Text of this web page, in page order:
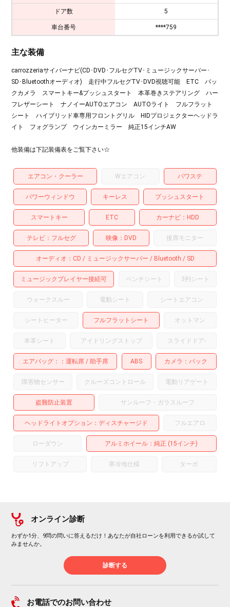
ドア数 5
車台番号 ****759
主な装備
carrozzeriaサイバーナビ(CD･DVD･フルセグTV･ミュージックサーバー･
SD･Bluetoothオーディオ) 走行中フルセグTV･DVD視聴可能 ETC バッ
クカメラ スマートキー&プッシュスタート 本革巻きステアリング ハー
フレザーシート ナノイーAUTOエアコン AUTOライト フルフラット
シート ハイブリッド車専用フロントグリル HIDプロジェクターヘッドラ
イト フォグランプ ウインカーミラー 純正15インチAW
他装備は下記装備表をご覧下さい☆
エアコン・クーラー Wエアコン パワステ
パワーウィンドウ キーレス プッシュスタート
スマートキー ETC カーナビ HDD
テレビ フルセグ 映像 DVD 後席モニター
オーディオ CD ミュージックサーバー Bluetooth SD
ミュージックプレイヤー接続可 ベンチシート 3列シート
ウォークスルー 電動シート シートエアコン
シートヒーター フルフラットシート オットマン
本革シート アイドリングストップ スライドドア-
エアバッグ： 運転席 助手席 ABS カメラ バック
障害物センサー クルーズコントロール 電動リアゲート
盗難防止装置 サンルーフ・ガラスルーフ
ヘッドライトオプション ディスチャージド フルエアロ
ローダウン アルミホイール ：純正 (15インチ)
リフトアップ 寒冷地仕様 ターボ
オンライン診断
わずか1分、9問の問いに答えるだけ！あなたが自社ローンを利用できるか試して
みませんか。
診断する
お電話でのお問い合わせ